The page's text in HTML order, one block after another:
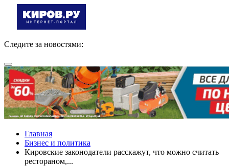
Следите за новостями:
Главная
Бизнес и политика
Кировские законодатели расскажут, что можно считать
рестораном,...